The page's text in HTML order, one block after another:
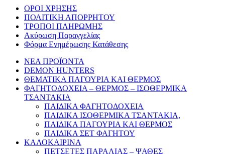
ΟΡΟΙ ΧΡΗΣΗΣ
ΠΟΛΙΤΙΚΗ ΑΠΟΡΡΗΤΟΥ
ΤΡΟΠΟΙ ΠΛΗΡΩΜΗΣ
Ακύρωση Παραγγελίας
Φόρμα Ενημέρωσης Κατάθεσης
ΝΕΑ ΠΡΟΪΟΝΤΑ
DEMON HUNTERS
ΘΕΜΑΤΙΚΑ ΠΑΓΟΥΡΙΑ ΚΑΙ ΘΕΡΜΟΣ
ΦΑΓΗΤΟΔΟΧΕΙΑ – ΘΕΡΜΟΣ – ΙΣΟΘΕΡΜΙΚΑ
ΤΣΑΝΤΑΚΙΑ
ΠΑΙΔΙΚΑ ΦΑΓΗΤΟΔΟΧΕΙΑ
ΠΑΙΔΙΚΑ ΙΣΟΘΕΡΜΙΚΑ ΤΣΑΝΤΑΚΙΑ,
ΠΑΙΔΙΚΑ ΠΑΓΟΥΡΙΑ ΚΑΙ ΘΕΡΜΟΣ
ΠΑΙΔΙΚΑ ΣΕΤ ΦΑΓΗΤΟΥ
ΚΑΛΟΚΑΙΡΙΝΑ
ΠΕΤΣΕΤΕΣ ΠΑΡΑΛΙΑΣ – ΨΑΘΕΣ